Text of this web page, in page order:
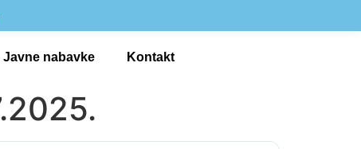
Javne nabavke Kontakt